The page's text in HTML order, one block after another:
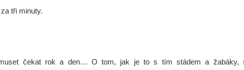
tři minuty.
muset čekat rok a den… O tom, jak je to s tím stádem a žabáky,